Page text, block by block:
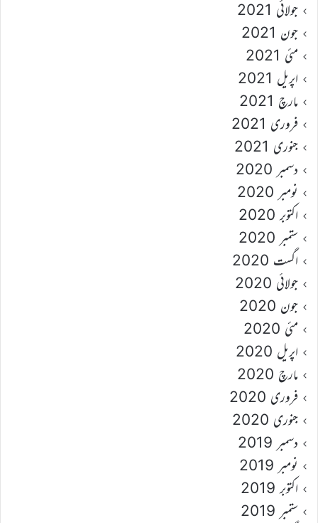
جولائی 2021
جون 2021
مئی 2021
اپریل 2021
مارچ 2021
فروری 2021
جنوری 2021
دسمبر 2020
نومبر 2020
اکتوبر 2020
ستمبر 2020
اگست 2020
جولائی 2020
جون 2020
مئی 2020
اپریل 2020
مارچ 2020
فروری 2020
جنوری 2020
دسمبر 2019
نومبر 2019
اکتوبر 2019
ستمبر 2019